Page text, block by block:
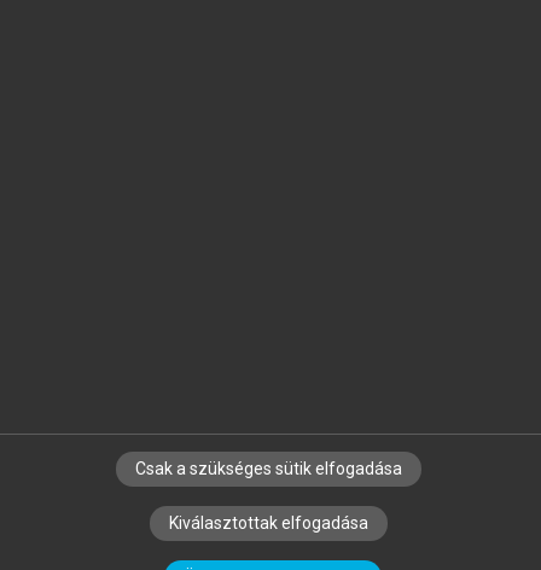
SZERZŐKNEK CÉGEKNEK KÖNYVTÁROSOKNAK
SZERKESZTÉSI ÉS LEKTORÁLÁSI ALAPELVEK
Csak a szükséges sütik elfogadása
Kiválasztottak elfogadása